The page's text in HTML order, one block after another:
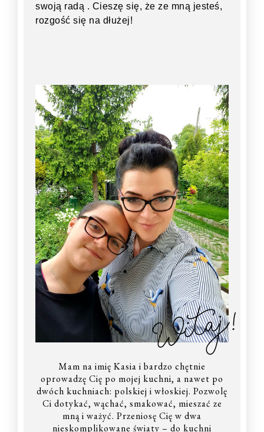
swoją radą . Cieszę się, że ze mną jesteś,
rozgość się na dłużej!
Witaj!
Mam na imię Kasia i bardzo chętnie
oprowadzę Cię po mojej kuchni, a nawet po
dwóch kuchniach: polskiej i włoskiej. Pozwolę
Ci dotykać, wąchać, smakować, mieszać ze
mną i ważyć. Przeniosę Cię w dwa
nieskomplikowane światy – do kuchni